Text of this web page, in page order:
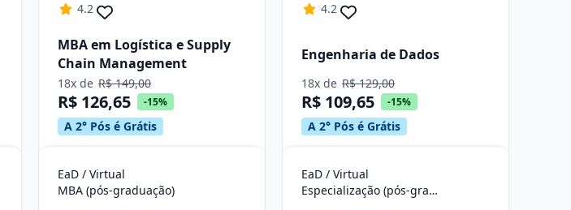
4.2
MBA em Logística e Supply
Chain Management
18x de R$ 149,00
R$ 126,65 -15%
A 2° Pós é Grátis
EaD / Virtual
MBA (pós-graduação)
4.2
Engenharia de Dados
18x de R$ 129,00
R$ 109,65 -15%
A 2° Pós é Grátis
EaD / Virtual
Especialização (pós-graduação)